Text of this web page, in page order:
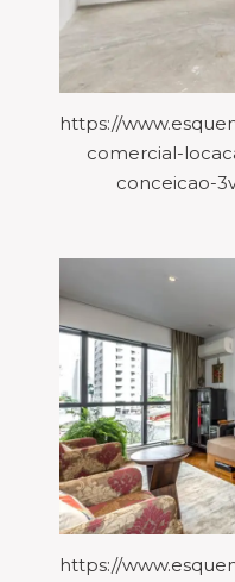
https://
comercial-
conceicao-
https://